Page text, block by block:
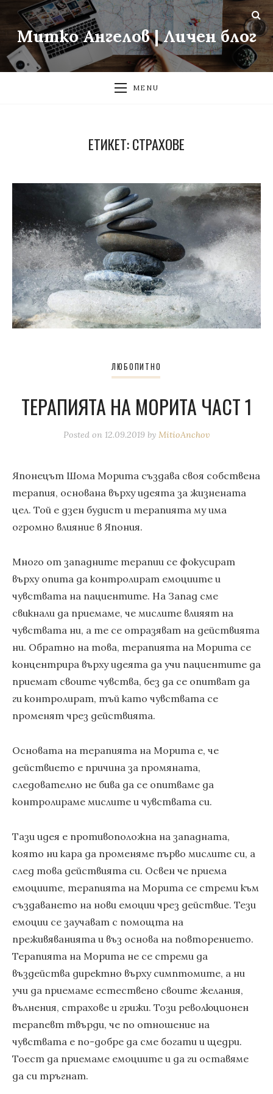
Митко Ангелов | Личен блог
MENU
ЕТИКЕТ:СТРАХОВЕ
ЛЮБОПИТНО
ТЕРАПИЯТА НА МОРИТА ЧАСТ 1
Posted on 12.09.2019 by MitioAnchov
Японецът Шома Морита създава своя собствена
терапия, основана върху идеята за жизнената
цел. Той е дзен будист и терапията му има
огромно влияние в Япония.
Много от западните терапии се фокусират
върху опита да контролират емоциите и
чувствата на пациентите. На Запад сме
свикнали да приемаме, че мислите влияят на
чувствата ни, а те се отразяват на действията
ни. Обратно на това, терапията на Морита се
концентрира върху идеята да учи пациентите да
приемат своите чувства, без да се опитват да
ги контролират, тъй като чувствата се
променят чрез действията.
Основата на терапията на Морита е, че
действието е причина за промяната,
следователно не бива да се опитваме да
контролираме мислите и чувствата си.
Тази идея е противоположна на западната,
която ни кара да променяме първо мислите си, а
след това действията си. Освен че приема
емоциите, терапията на Морита се стреми към
създаването на нови емоции чрез действие. Тези
емоции се заучават с помощта на
преживяванията и въз основа на повторението.
Терапията на Морита не се стреми да
въздейства директно върху симптомите, а ни
учи да приемаме естествено своите желания,
вълнения, страхове и грижи. Този революционен
терапевт твърди, че по отношение на
чувствата е по-добре да сме богати и щедри.
Тоест да приемаме емоциите и да ги оставяме
да си тръгнат.